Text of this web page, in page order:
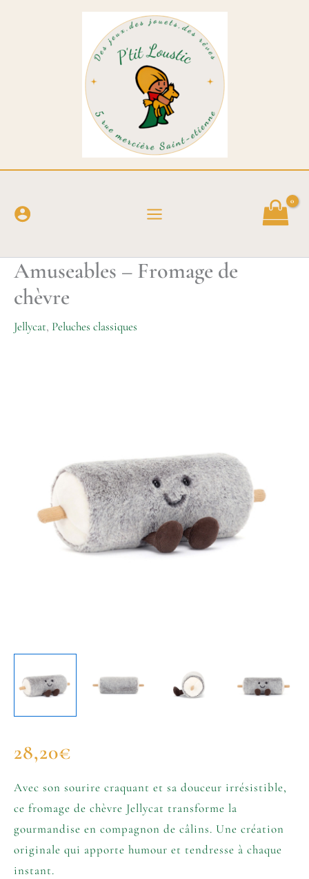
Amuseables – Fromage de
chèvre
Jellycat, Peluches classiques
28,20€
Avec son sourire craquant et sa douceur irrésistible,
ce fromage de chèvre Jellycat transforme la
gourmandise en compagnon de câlins. Une création
originale qui apporte humour et tendresse à chaque
instant.